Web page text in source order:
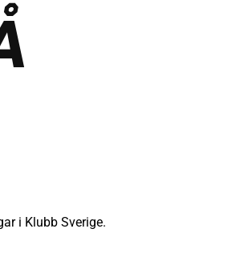
i Klubb Sverige.